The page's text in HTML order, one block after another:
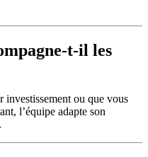
t-il les
ou que vous
l’équipe adapte son